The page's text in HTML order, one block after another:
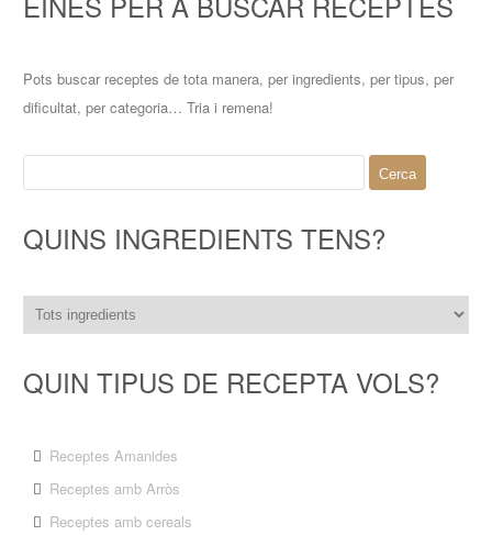
Pots buscar receptes de tota manera, per ingredients, per tipus, per
dificultat, per categoria… Tria i remena!
QUINS INGREDIENTS TENS?
QUIN TIPUS DE RECEPTA VOLS?
Receptes Amanides
Receptes amb Arròs
Receptes amb cereals